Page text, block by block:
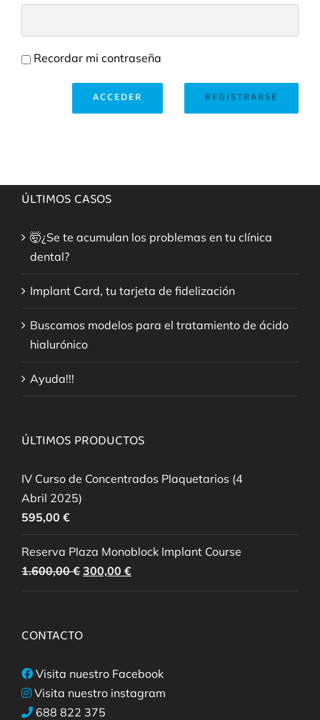
Recordar mi contraseña
REGISTRARSE
ACCEDER
ÚLTIMOS CASOS
🤯¿Se te acumulan los problemas en tu clínica
dental?
Implant Card, tu tarjeta de fidelización
Buscamos modelos para el tratamiento de ácido
hialurónico
Ayuda!!!
ÚLTIMOS PRODUCTOS
IV Curso de Concentrados Plaquetarios (4
Abril 2025)
595,00 €
Reserva Plaza Monoblock Implant Course
1.600,00€ El
precio
300,00 €El
precio
CONTACTO
Visita nuestro Facebook
Visita nuestro instagram
688 822 375